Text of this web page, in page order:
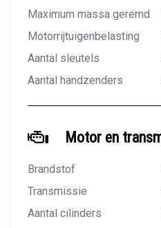
Maximum massa geremd
Motorrijtuigenbelasting
Aantal sleutels
Aantal handzenders
Motor en
Brandstof
Transmissie
Aantal cilinders